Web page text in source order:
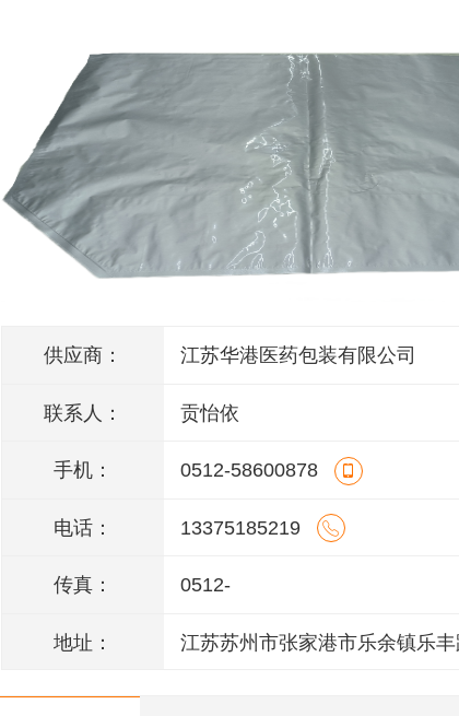
供应商： 江苏华港医药包装有限公司
联系人： 贡怡依
手机： 0512-58600878
电话： 13375185219
传真： 0512-
地址： 江苏苏州市张家港市乐余镇乐丰